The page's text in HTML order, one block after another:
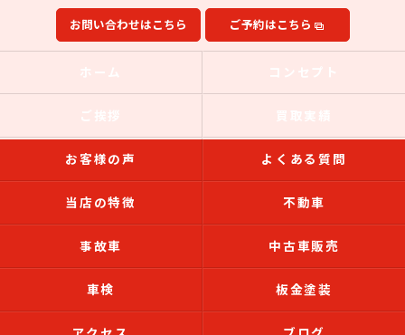
お問い合わせはこちら ご予約はこちら
お客様の声 よくある質問
当店の特徴 不動車
事故車 中古車販売
車検 板金塗装